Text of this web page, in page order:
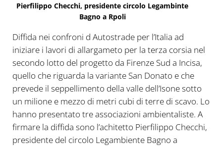
Pierfilippo Checchi, presidente circolo Legambinte
Bagno a Rpoli
Diffida nei confroni d Autostrade per l’Italia ad
iniziare i lavori di allargameto per la terza corsia nel
secondo lotto del progetto da Firenze Sud a Incisa,
quello che riguarda la variante San Donato e che
prevede il seppellimento della valle dell’Isone sotto
un milione e mezzo di metri cubi di terre di scavo. Lo
hanno presentato tre associazioni ambientaliste. A
firmare la diffida sono l’achitetto Pierfilippo Checchi,
presidente del circolo Legambiente Bagno a